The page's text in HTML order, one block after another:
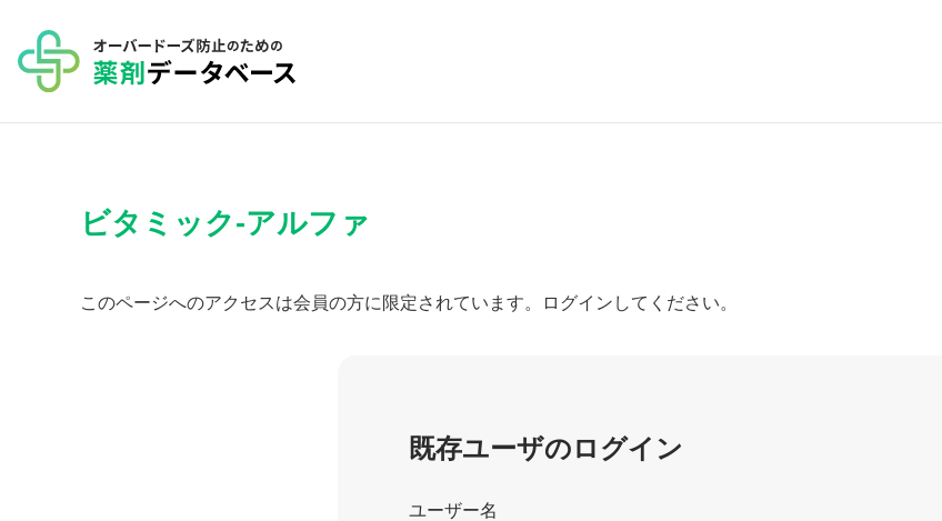
ン
テ
ス
プ
ビタミック-アルファ
このページへのアクセスは会員の方に限定されています。ログインしてください。
既存ユーザのログイン
ユーザー名